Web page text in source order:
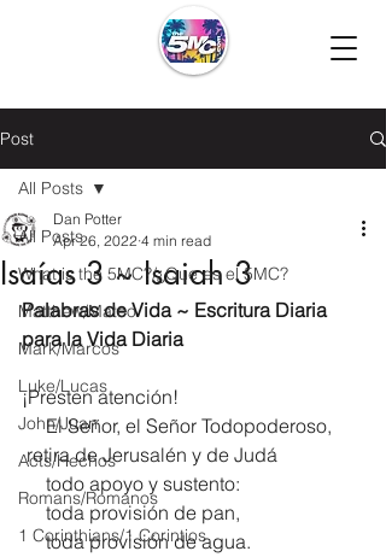
Post
All Posts
What is the 5MC?/¿Que es el 5MC?
Matthew/Mateo
Mark/Marcos
Luke/Lucas
John/Juan
Acts/Hechos
Romans/Romanos
1 Corinthians/1 Corintios
All Posts
Isaías 3 ~ Isaiah 3
Dan Potter
Apr 26, 2022 4 min read
Palabras de Vida ~ Escritura Diaria
para la Vida Diaria
¡Presten atención!
     El Señor, el Señor Todopoderoso,
retira de Jerusalén y de Judá
     todo apoyo y sustento:
     toda provisión de pan,
     toda provisión de agua.